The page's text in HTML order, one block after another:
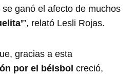
ganó el afecto de muchos
”, relató Lesli Rojas.
gracias a esta
por el béisbol creció,